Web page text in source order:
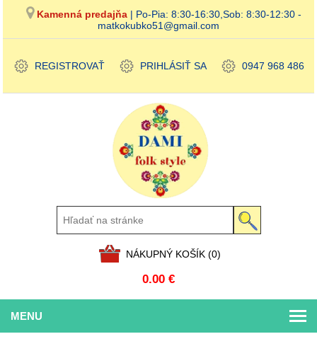
Kamenná predajňa | Po-Pia: 8:30-16:30,Sob: 8:30-12:30 -
matkokubko51@gmail.com
REGISTROVAŤ PRIHLÁSIŤ SA 0947 968 486
NÁKUPNÝ KOŠÍK (0)
0.00 €
MENU